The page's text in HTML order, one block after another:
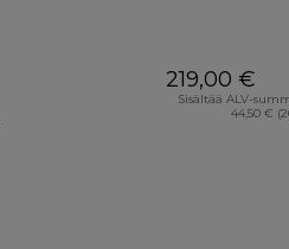
219,00 €
Sisältää ALV-
44,50 €